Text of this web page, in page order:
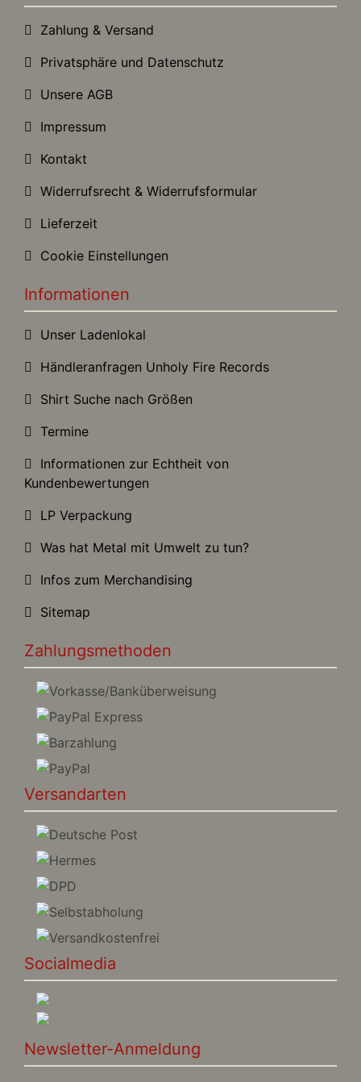
Zahlung & Versand
Privatsphäre und Datenschutz
Unsere AGB
Impressum
Kontakt
Widerrufsrecht & Widerrufsformular
Lieferzeit
Cookie Einstellungen
Informationen
Unser Ladenlokal
Händleranfragen Unholy Fire Records
Shirt Suche nach Größen
Termine
Informationen zur Echtheit von
Kundenbewertungen
LP Verpackung
Was hat Metal mit Umwelt zu tun?
Infos zum Merchandising
Sitemap
Zahlungsmethoden
Versandarten
Socialmedia
Newsletter-Anmeldung